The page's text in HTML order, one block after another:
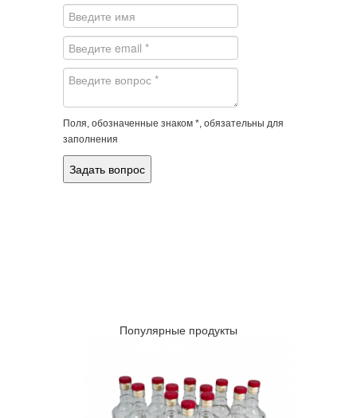
Поля, обозначенные знаком *, обязательны для
заполнения
Популярные продукты